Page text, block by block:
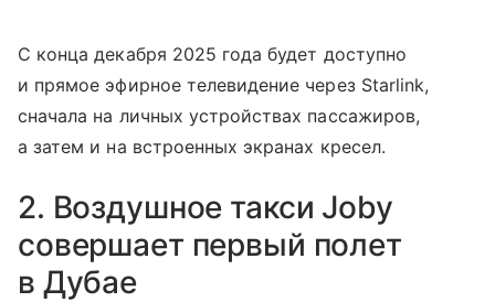
С конца декабря 2025 года будет доступно
и прямое эфирное телевидение через Starlink,
сначала на личных устройствах пассажиров,
а затем и на встроенных экранах кресел.
2. Воздушное такси Joby
совершает первый полет
в Дубае